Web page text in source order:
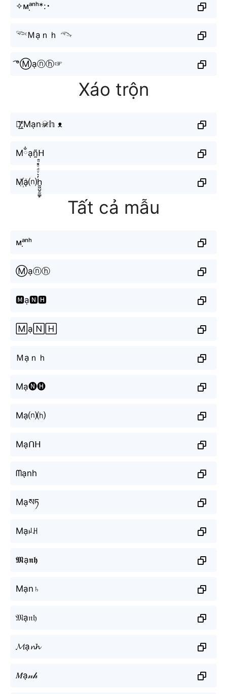
✧ᴍᵃ̣ⁿʰ*:･
𓆝Ｍạｎｈ 𓆞
͡°Ⓜạⓝⓗ☞
Xáo trộn
꧂̸͟͞;Mạn☠︎︎̷𝕙 ᴥ
Mྂạñ̰ᕼ
M꙰ạ⒩h̼͖̺̠̰͇̙̓͛ͮͩͦ̎ͦ̑ͅ
Tất cả mẫu
ᴍᵃ̣ⁿʰ
Ⓜạⓝⓗ
🅼ạ🅽🅷
🄼ạ🄽🄷
Ｍạｎｈ
Mạ🅝🅗
Mạ⒩⒣
Mạᑎᕼ
ᗰạnh
Mạསཏ
Mạꈤꃅ
𝕸ạ𝖓𝖍
Mạn♄
𝔐ạ𝔫𝔥
𝓜ạ𝓷𝓱
𝑀ạ𝓃𝒽